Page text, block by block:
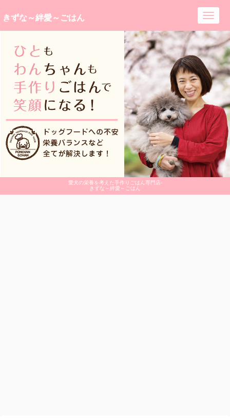
愛犬の栄養を考えた手作りごはん専門店-
きずな～絆愛～ごはん
きずな～絆愛～ごはん